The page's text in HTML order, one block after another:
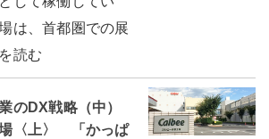
は、首都圏での展
読む
のDX戦略（中）
〈上〉 「かっぱ